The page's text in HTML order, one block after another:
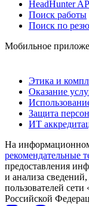
HeadHunter
Поиск работы
Поиск по
Мобильное
Этика и
Оказание
Защита
ИТ
На
рекомендательные
предоставления
и анализа
пользователей
Российской